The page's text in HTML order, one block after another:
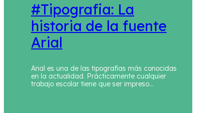
#Tipografia: La
historia de la fuente
Arial
Arial es una de las tipografías más conocidas
en la actualidad. Prácticamente cualquier
trabajo escolar tiene que ser impreso…